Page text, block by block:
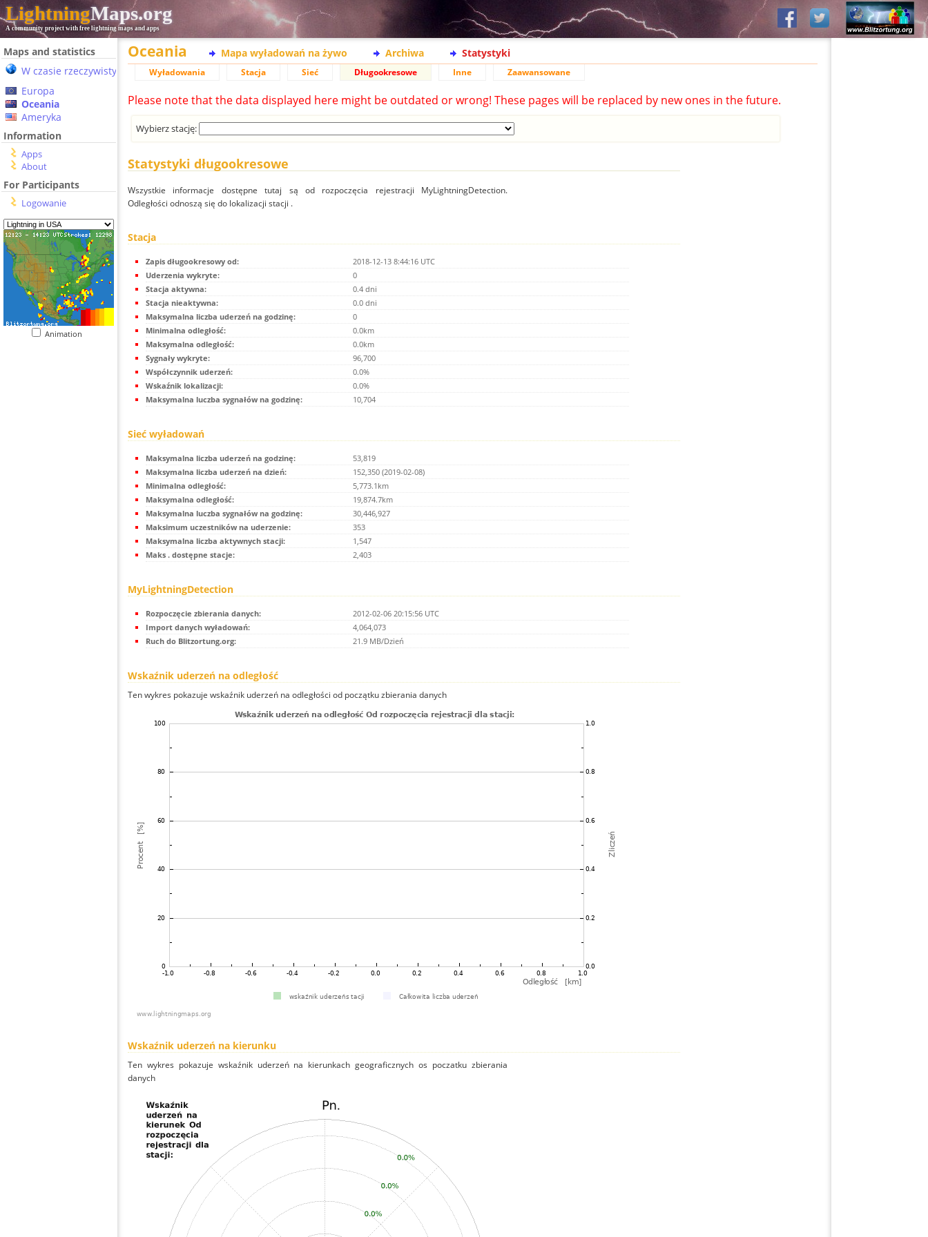
LightningMaps.org
A community project with free lightning maps and apps
Maps and statistics
W czasie rzeczywistym
Europa
Oceania
Ameryka
Information
Apps
About
For Participants
Logowanie
Animation
Oceania Mapa wyładowań na żywo Archiwa Statystyki
Wyładowania Stacja Sieć Długookresowe Inne Zaawansowane
Please note that the data displayed here might be outdated or wrong! These pages will be replaced by new ones in the future.
Wybierz stację:
Statystyki długookresowe
Wszystkie informacje dostępne tutaj są od rozpoczęcia rejestracji MyLightningDetection.
Odległości odnoszą się do lokalizacji stacji .
Stacja
Zapis długookresowy od:
2018-12-13 8:44:16 UTC
Uderzenia wykryte:
0
Stacja aktywna:
0.4 dni
Stacja nieaktywna:
0.0 dni
Maksymalna liczba uderzeń na godzinę:
0
Minimalna odległość:
0.0km
Maksymalna odległość:
0.0km
Sygnały wykryte:
96,700
Współczynnik uderzeń:
0.0%
Wskaźnik lokalizacji:
0.0%
Maksymalna luczba sygnałów na godzinę:
10,704
Sieć wyładowań
Maksymalna liczba uderzeń na godzinę:
53,819
Maksymalna liczba uderzeń na dzień:
152,350 (2019-02-08)
Minimalna odległość:
5,773.1km
Maksymalna odległość:
19,874.7km
Maksymalna luczba sygnałów na godzinę:
30,446,927
Maksimum uczestników na uderzenie:
353
Maksymalna liczba aktywnych stacji:
1,547
Maks . dostępne stacje:
2,403
MyLightningDetection
Rozpoczęcie zbierania danych:
2012-02-06 20:15:56 UTC
Import danych wyładowań:
4,064,073
Ruch do Blitzortung.org:
21.9 MB/Dzień
Wskaźnik uderzeń na odległość
Ten wykres pokazuje wskaźnik uderzeń na odległości od początku zbierania danych
Wskaźnik uderzeń na kierunku
Ten wykres pokazuje wskaźnik uderzeń na kierunkach geograficznych os poczatku zbierania
danych